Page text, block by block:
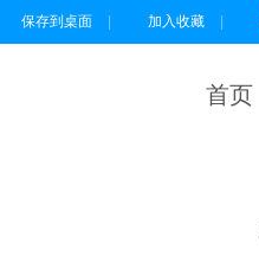
保存到桌面 加入收藏
首页